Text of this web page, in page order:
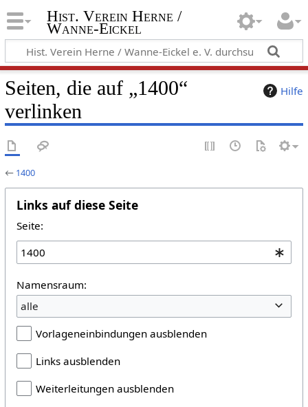
Hist. Verein Herne /
Wanne-Eickel
Hilfe
Seiten, die auf „1400“
verlinken
← 1400
Links auf diese Seite
Seite:
Namensraum:
alle
Vorlageneinbindungen ausblenden
Links ausblenden
Weiterleitungen ausblenden